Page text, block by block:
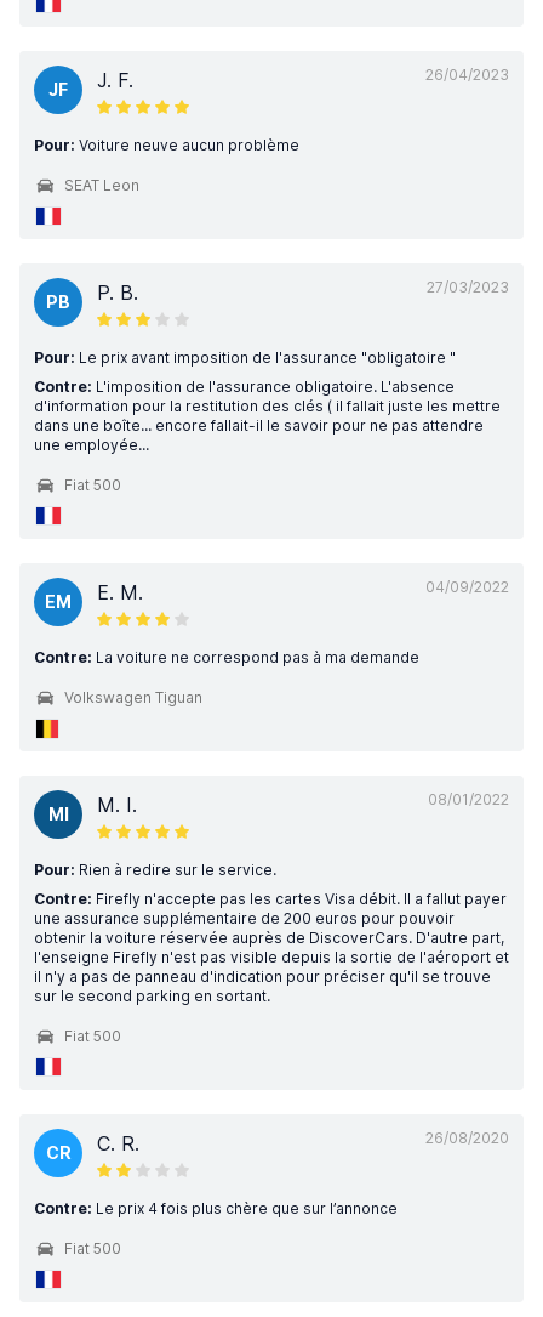
26/04/2023
JF J. F.
Pour: Voiture neuve aucun problème
SEAT Leon
27/03/2023
PB P. B.
Pour: Le prix avant imposition de l'assurance "obligatoire "
Contre: L'imposition de l'assurance obligatoire. L'absence
d'information pour la restitution des clés ( il fallait juste les mettre
dans une boîte... encore fallait-il le savoir pour ne pas attendre
une employée...
Fiat 500
04/09/2022
EM E. M.
Contre: La voiture ne correspond pas à ma demande
Volkswagen Tiguan
08/01/2022
MI M. I.
Pour: Rien à redire sur le service.
Contre: Firefly n'accepte pas les cartes Visa débit. Il a fallut payer
une assurance supplémentaire de 200 euros pour pouvoir
obtenir la voiture réservée auprès de DiscoverCars. D'autre part,
l'enseigne Firefly n'est pas visible depuis la sortie de l'aéroport et
il n'y a pas de panneau d'indication pour préciser qu'il se trouve
sur le second parking en sortant.
Fiat 500
26/08/2020
CR C. R.
Contre: Le prix 4 fois plus chère que sur l’annonce
Fiat 500